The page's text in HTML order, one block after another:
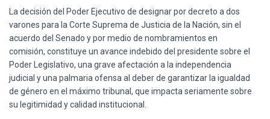
La decisión del Poder Ejecutivo de designar por decreto a dos
varones para la Corte Suprema de Justicia de la Nación, sin el
acuerdo del Senado y por medio de nombramientos en
comisión, constituye un avance indebido del presidente sobre el
Poder Legislativo, una grave afectación a la independencia
judicial y una palmaria ofensa al deber de garantizar la igualdad
de género en el máximo tribunal, que impacta seriamente sobre
su legitimidad y calidad institucional.